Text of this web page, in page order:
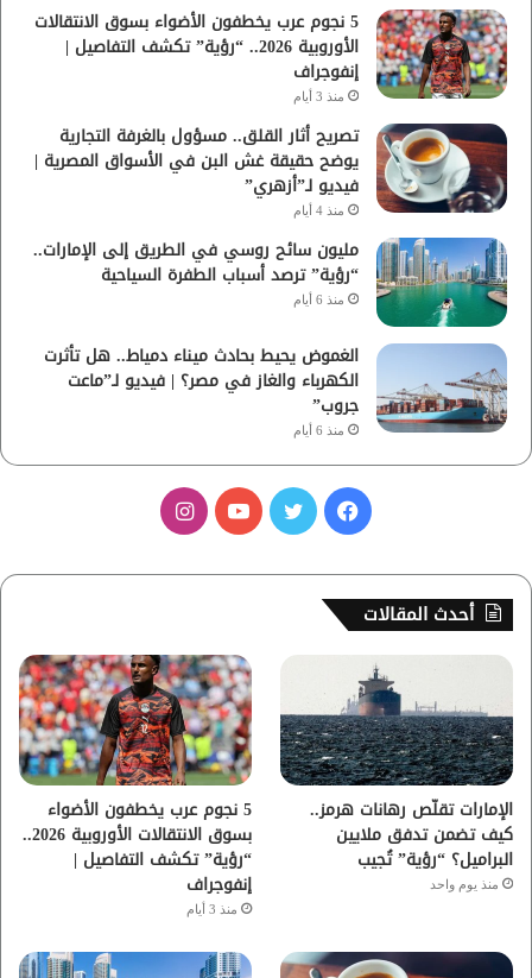
5 نجوم عرب يخطفون الأضواء بسوق الانتقالات
الأوروبية 2026.. “رؤية” تكشف التفاصيل |
إنفوجراف
منذ 3 أيام
تصريح أثار القلق.. مسؤول بالغرفة التجارية
يوضح حقيقة غش البن في الأسواق المصرية |
فيديو لـ”أزهري”
منذ 4 أيام
مليون سائح روسي في الطريق إلى الإمارات..
“رؤية” ترصد أسباب الطفرة السياحية
منذ 6 أيام
الغموض يحيط بحادث ميناء دمياط.. هل تأثرت
الكهرباء والغاز في مصر؟ | فيديو لـ”ماعت
جروب”
منذ 6 أيام
س
ب
ك
ي
و
ب
ت
ق
ر
م
أحدث المقالات
الإمارات تقلّص رهانات هرمز..
كيف تضمن تدفق ملايين
البراميل؟ “رؤية” تُجيب
منذ يوم واحد
5 نجوم عرب يخطفون الأضواء
بسوق الانتقالات الأوروبية 2026..
“رؤية” تكشف التفاصيل |
إنفوجراف
منذ 3 أيام